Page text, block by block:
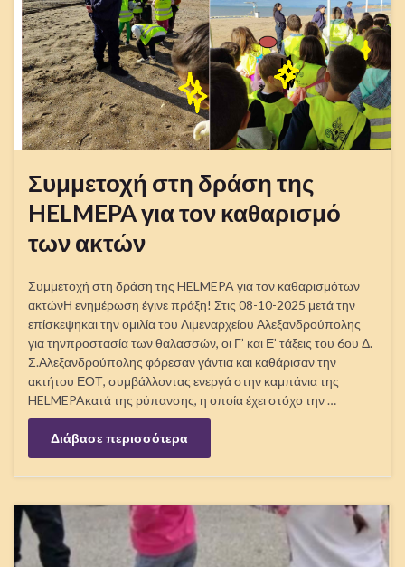
Συμμετοχή στη δράση της
HELMEPA για τον καθαρισμό
των ακτών
Συμμετοχή στη δράση της HELMEPA για τον καθαρισμότων
ακτώνΗ ενημέρωση έγινε πράξη! Στις 08-10-2025 μετά την
για τηνπροστασία των θαλασσών, οι Γ’ και Ε’ τάξεις του 6ου Δ.
Σ.Αλεξανδρούπολης φόρεσαν γάντια και καθάρισαν την
ακτήτου ΕΟΤ, συμβάλλοντας ενεργά στην καμπάνια της
HELMEPAκατά της ρύπανσης, η οποία έχει στόχο την …